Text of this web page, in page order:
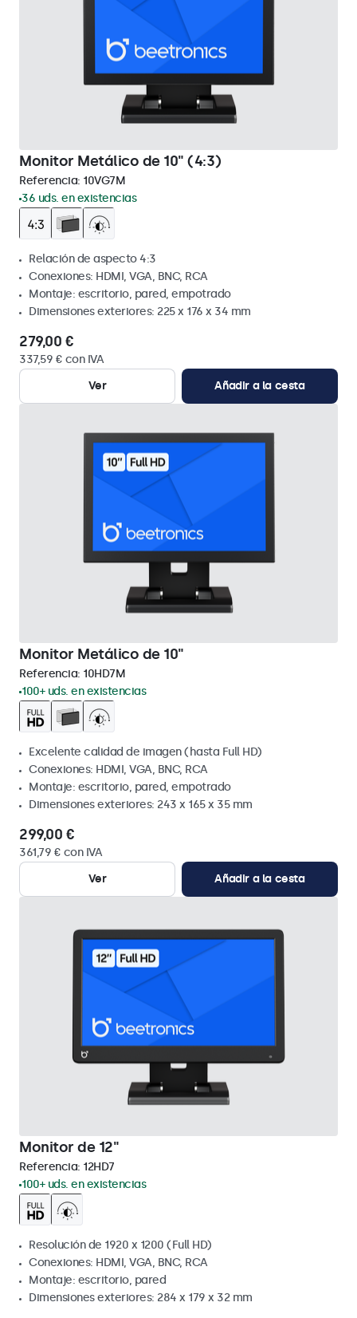
Monitor Metálico de 10" (4:3)
Referencia: 10VG7M
36 uds. en existencias
Relación de aspecto 4:3
Conexiones: HDMI, VGA, BNC, RCA
Montaje: escritorio, pared, empotrado
Dimensiones exteriores: 225 x 176 x 34 mm
279,00 €
337,59 € con IVA
Ver
Añadir a la cesta
Monitor Metálico de 10"
Referencia: 10HD7M
100+ uds. en existencias
Excelente calidad de imagen (hasta Full HD)
Conexiones: HDMI, VGA, BNC, RCA
Montaje: escritorio, pared, empotrado
Dimensiones exteriores: 243 x 165 x 35 mm
299,00 €
361,79 € con IVA
Ver
Añadir a la cesta
Monitor de 12"
Referencia: 12HD7
100+ uds. en existencias
Resolución de 1920 x 1200 (Full HD)
Conexiones: HDMI, VGA, BNC, RCA
Montaje: escritorio, pared
Dimensiones exteriores: 284 x 179 x 32 mm